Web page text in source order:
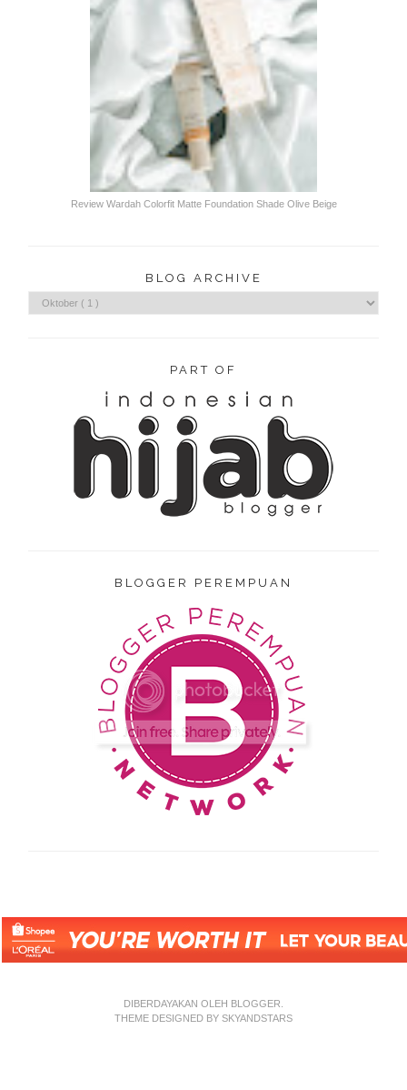
Review Wardah Colorfit Matte Foundation Shade Olive Beige
BLOG ARCHIVE
PART OF
BLOGGER PEREMPUAN
DIBERDAYAKAN OLEH BLOGGER
THEME DESIGNED BY SKYANDSTARS